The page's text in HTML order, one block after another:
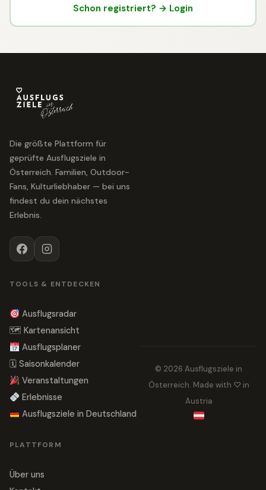
Schon registriert? → Login
Die größte Plattform für
geprüfte Ausflugsziele in
Österreich. Familien, Outdoor-
Fans, Kulturliebhaber — bei uns
findest du dein nächstes
Erlebnis.
TOOLS & ENTDECKEN
Ausflugsradar
🗺 Kartenansicht
Ausflugsplaner
🗓 Saisonkalender
Veranstaltungen
Erlebnisse
Ausflugsziele in Deutschland
PLATTFORM
Über uns
© 2026 Ausflugsziele in
Österreich. Made with ♡ in
Austria